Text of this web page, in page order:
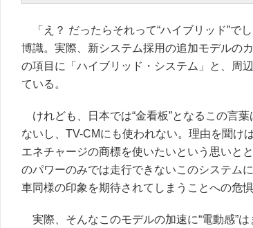
「え？ だったらそれって“ハイブリッド”で
博識。実際、新システム採用の追加モデルの
の項目に「ハイブリッド・システム」と、周
ている。
けれども、日本では“金看板”となるこの言
ないし、TV-CMにも使われない。理由を聞け
エネチャージの商標を使いたいという思いと
のパワーのみでは走行できないこのシステム
車同様の印象を期待されてしまうことへの危惧
実際、そんなこのモデルの加速に“電動感”